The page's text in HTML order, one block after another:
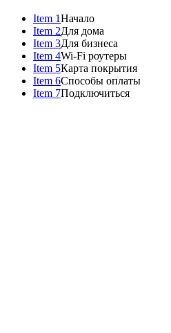
Item 1Начало
Item 2Для дома
Item 3Для бизнеса
Item 4Wi-Fi роутеры
Item 5Карта покрытия
Item 6Способы оплаты
Item 7Подключиться